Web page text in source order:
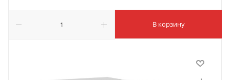
В корзину